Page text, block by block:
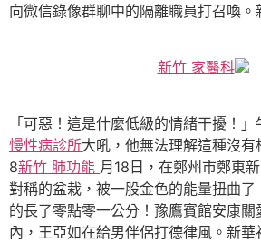
向微信錄像群聊中的隔離職員打召喚
新竹 家醫科
「可惡！這是什麼低級的情緒干擾！
慢性病診所大吼，他無法理解這種沒有
8新竹 肺功能 月18日，在鄭州市鄭東
對稱的盆栽，被一股金色的能量扭曲了
的長了零點零一公分！豫鷹賓館安康
內，王亞如在給男伴侶打德律風。新